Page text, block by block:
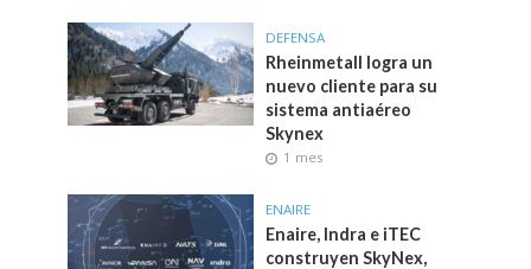
DEFENSA
Rheinmetall logra un
nuevo cliente para su
sistema antiaéreo
Skynex
1 mes
ENAIRE
Enaire, Indra e iTEC
construyen SkyNex,